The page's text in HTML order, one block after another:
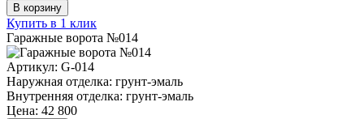
В корзину
Купить в 1 клик
Гаражные ворота №014
Артикул: G-014
Наружная отделка: грунт-эмаль
Внутренняя отделка: грунт-эмаль
Цена: 42 800